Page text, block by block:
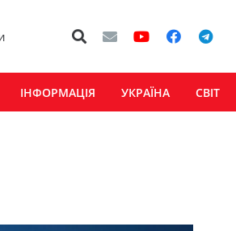
ІНФОРМАЦІЯ УКРАЇНА СВІТ